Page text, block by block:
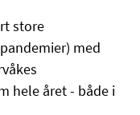
store
med
hele året - både i